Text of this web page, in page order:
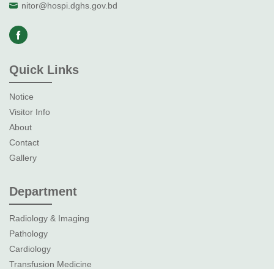
nitor@hospi.dghs.gov.bd
Quick Links
Notice
Visitor Info
About
Contact
Gallery
Department
Radiology & Imaging
Pathology
Cardiology
Transfusion Medicine